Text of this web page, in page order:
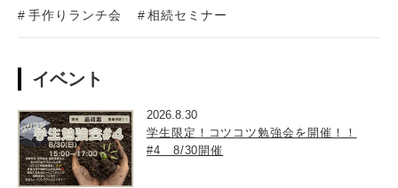
手作りランチ会 相続セミナー
イベント
2026.8.30
学生限定！コツコツ勉強会を開催！！
#4 8/30開催